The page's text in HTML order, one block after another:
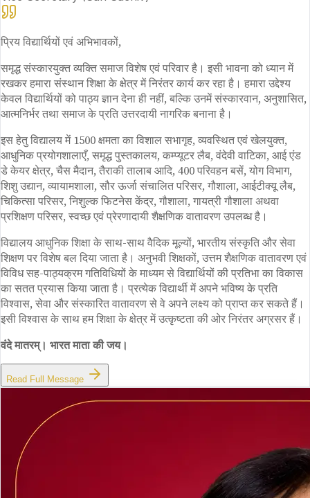
प्रिय विद्यार्थियों एवं अभिभावकों,
समृद्ध संस्कारयुक्त व्यक्ति समाज विशेष एवं परिवार है। इसी भावना को ध्यान में
रखकर हमारा संस्थान शिक्षा के क्षेत्र में निरंतर कार्य कर रहा है। हमारा उद्देश्य
केवल विद्यार्थियों को पाठ्य ज्ञान देना ही नहीं, बल्कि उनमें संस्कारवान, अनुशासित,
आत्मनिर्भर तथा समाज के प्रति उत्तरदायी नागरिक बनाना है।
इस हेतु विद्यालय में 1500 क्षमता का विशाल सभागृह, व्यवस्थित एवं खेलयुक्त,
आधुनिक प्रयोगशालाएँ, समृद्ध पुस्तकालय, कम्प्यूटर लैब, वंदेवी वाटिका, आई एंड
डे केयर क्षेत्र, चैस मैदान, तैराकी तालाब आदि, 400 परिवहन बसें, योग विभाग,
शिशु उद्यान, व्यायामशाला, सौर ऊर्जा संचालित परिसर, गौशाला, आईटीक्यू लैब,
चिकित्सा परिसर, निशुल्क फिटनेस केंद्र, गौशाला, गायत्री गौशाला अथवा
प्रशिक्षण परिसर, स्वच्छ एवं प्रेरणादायी शैक्षणिक वातावरण उपलब्ध है।
विद्यालय आधुनिक शिक्षा के साथ-साथ वैदिक मूल्यों, भारतीय संस्कृति और सेवा
शिक्षण पर विशेष बल दिया जाता है। अनुभवी शिक्षकों, उत्तम शैक्षणिक वातावरण एवं
विविध सह-पाठ्यक्रम गतिविधियों के माध्यम से विद्यार्थियों की प्रतिभा का विकास
का सतत प्रयास किया जाता है। प्रत्येक विद्यार्थी में अपने भविष्य के प्रति
विश्वास, सेवा और संस्कारित वातावरण से वे अपने लक्ष्य को प्राप्त कर सकते हैं।
इसी विश्वास के साथ हम शिक्षा के क्षेत्र में उत्कृष्टता की ओर निरंतर अग्रसर हैं।
वंदे मातरम्। भारत माता की जय।
Read Full Message